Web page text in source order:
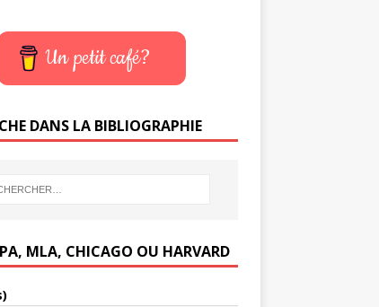
Un petit café?
DANS LA BIBLIOGRAPHIE
MLA, CHICAGO OU HARVARD